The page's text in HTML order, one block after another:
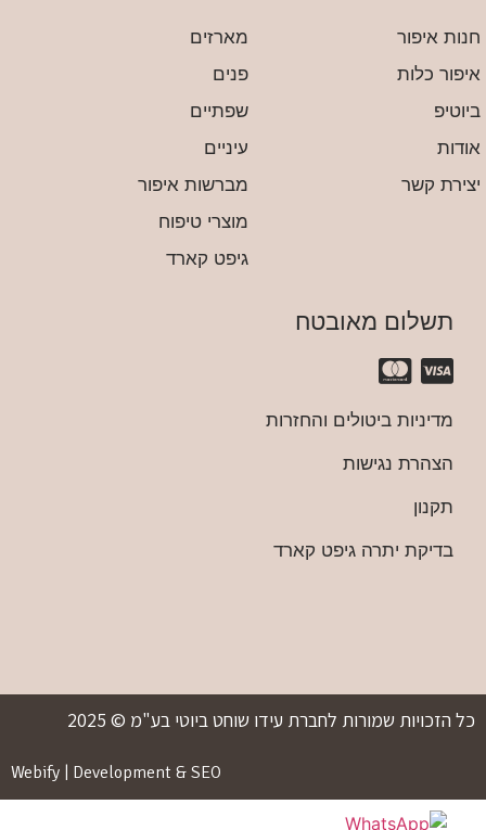
חנות איפור
איפור כלות
ביוטיפ
אודות
יצירת קשר
מארזים
פנים
שפתיים
עיניים
מברשות איפור
מוצרי טיפוח
גיפט קארד
תשלום מאובטח
מדיניות ביטולים והחזרות
הצהרת נגישות
תקנון
בדיקת יתרה גיפט קארד
כל הזכויות שמורות לחברת עידו שוחט ביוטי בע"מ © 2025
Webify | Development & SEO